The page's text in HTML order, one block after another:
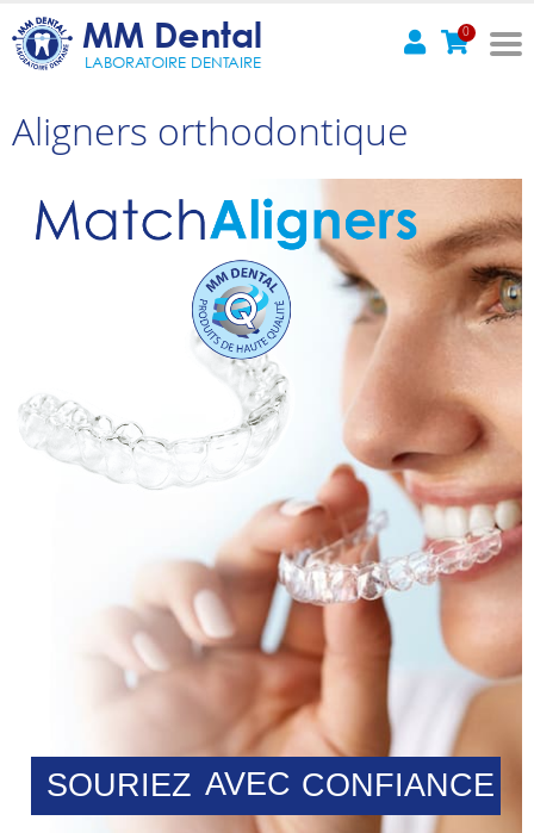
MM Dental
LABORATOIRE DENTAIRE
0
Aligners orthodontique
CONFIANCE
SOURIEZ AVEC